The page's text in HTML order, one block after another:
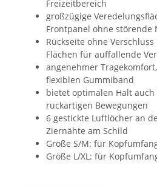
Freizeitbereich
großzügige
Frontpanel ohne störende
Rückseite ohne
Flächen für auffallende
angenehmer
flexiblen Gummiband
bietet optimalen Halt
ruckartigen Bewegungen
6 gestickte Luftlöcher an
Ziernähte am Schild
Größe S/M: für
Größe L/XL: für